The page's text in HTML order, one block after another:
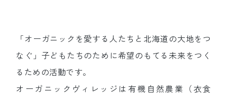
「オーガニックを愛する人たちと北海道の大地をつ
なぐ」子どもたちのために希望のもてる未来をつく
るための活動です。
オーガニックヴィレッジは有機自然農業（衣食